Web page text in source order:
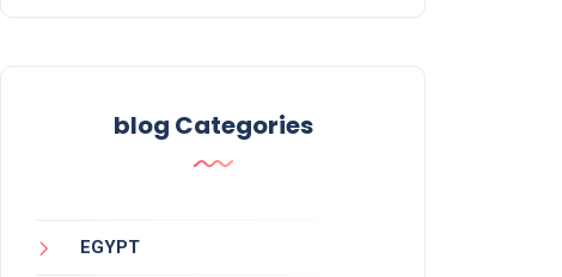
blog Categories
EGYPT